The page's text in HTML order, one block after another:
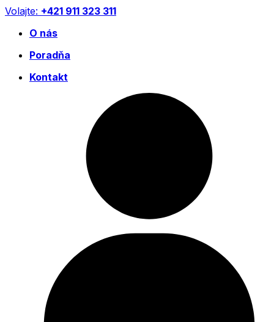
Preskočiť
obsah
Volajte: +421 911 323 311
O nás
Poradňa
Kontakt